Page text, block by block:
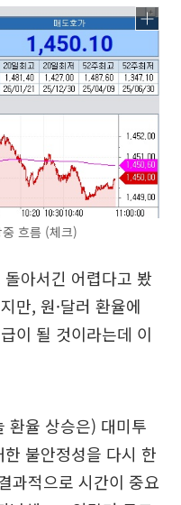
흐름 (체크)
아서긴 어렵다고 봤
만, 원·달러 환율에
이 될 것이라는데 이
환율 상승은) 대미투
불안정성을 다시 한
과적으로 시간이 중요